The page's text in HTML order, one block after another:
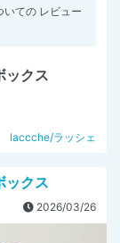
ての レビュー
クス
laccche/ラッシェ
クス
2026/03/26